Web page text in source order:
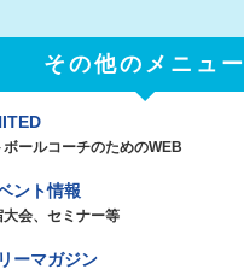
その他のメニュー
ールコーチのためのWEB
ント情報
会、セミナー等
ーマガジン